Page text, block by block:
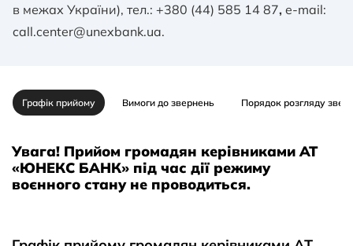
в межах України), тел.: +380 (44) 585 14 87, e-mail:
call.center@unexbank.ua.
Графік прийому Вимоги до звернень Порядок розгляду
Увага! Прийом громадян керівниками АТ
«ЮНЕКС БАНК» під час дії режиму
воєнного стану не проводиться.